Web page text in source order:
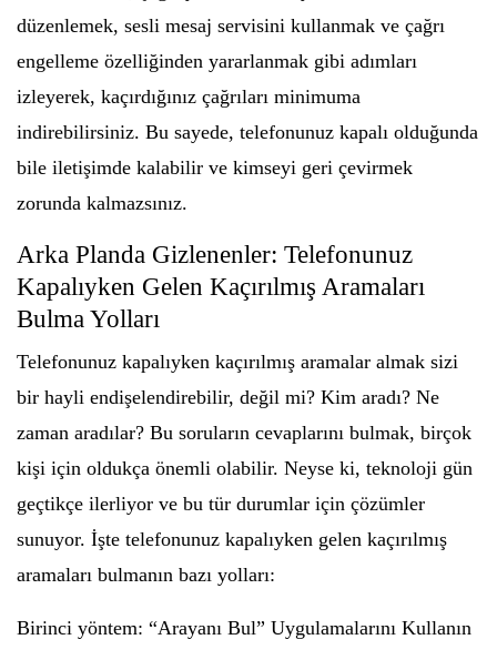
düzenlemek, sesli mesaj servisini kullanmak ve çağrı
engelleme özelliğinden yararlanmak gibi adımları
izleyerek, kaçırdığınız çağrıları minimuma
indirebilirsiniz. Bu sayede, telefonunuz kapalı olduğunda
bile iletişimde kalabilir ve kimseyi geri çevirmek
zorunda kalmazsınız.
Arka Planda Gizlenenler: Telefonunuz
Kapalıyken Gelen Kaçırılmış Aramaları
Bulma Yolları
Telefonunuz kapalıyken kaçırılmış aramalar almak sizi
bir hayli endişelendirebilir, değil mi? Kim aradı? Ne
zaman aradılar? Bu soruların cevaplarını bulmak, birçok
kişi için oldukça önemli olabilir. Neyse ki, teknoloji gün
geçtikçe ilerliyor ve bu tür durumlar için çözümler
sunuyor. İşte telefonunuz kapalıyken gelen kaçırılmış
aramaları bulmanın bazı yolları:
Birinci yöntem: “Arayanı Bul” Uygulamalarını Kullanın